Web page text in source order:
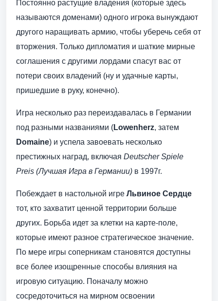
Постоянно растущие владения (которые здесь
называются доменами) одного игрока вынуждают
другого наращивать армию, чтобы уберечь себя от
вторжения. Только дипломатия и шаткие мирные
соглашения с другими лордами спасут вас от
потери своих владений (ну и удачные карты,
пришедшие в руку, конечно).
Игра несколько раз переиздавалась в Германии
под разными названиями (Lowenherz, затем
Domaine) и успела завоевать несколько
престижных наград, включая Deutscher Spiele
Preis (Лучшая Игра в Германии) в 1997г.
Побеждает в настольной игре Львиное Сердце
тот, кто захватит ценной территории больше
других. Борьба идет за клетки на карте-поле,
которые имеют разное стратегическое значение.
По мере игры соперникам становятся доступны
все более изощренные способы влияния на
игровую ситуацию. Поначалу можно
сосредоточиться на мирном освоении